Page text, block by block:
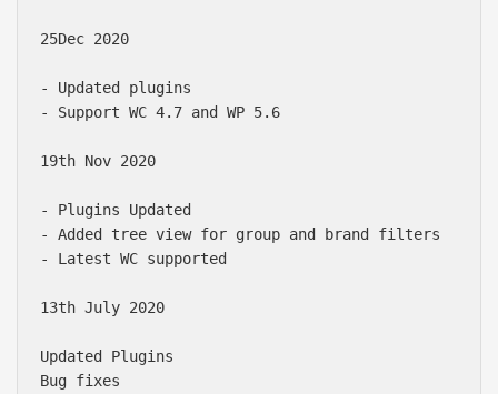
25Dec 2020
- Updated plugins
- Support WC 4.7 and WP 5.6
19th Nov 2020
- Plugins Updated
- Added tree view for group and brand filters
- Latest WC supported
13th July 2020
Updated Plugins
Bug fixes